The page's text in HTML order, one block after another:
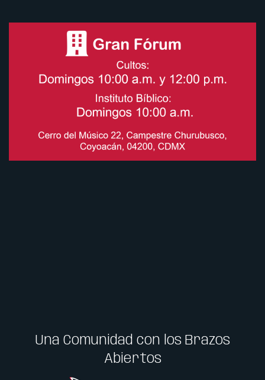
Una Comunidad con los Brazos
Abiertos